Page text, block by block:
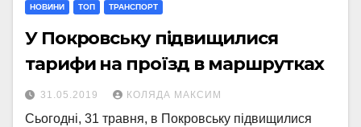
НОВИНИ ТОП ТРАНСПОРТ
У Покровську підвищилися
тарифи на проїзд в маршрутках
31.05.2019 КОЛЯДА МАКСИМ
Сьогодні, 31 травня, в Покровську підвищилися